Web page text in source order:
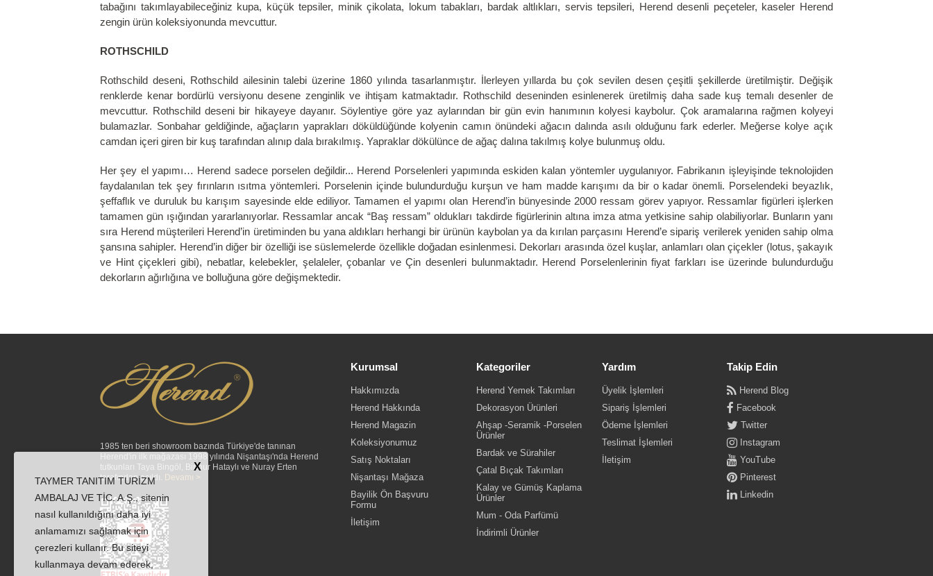
tabağını takımlayabileceğiniz kupa, küçük tepsiler, minik çikolata, lokum tabakları, bardak altlıkları, servis tepsileri, Herend desenli peçeteler, kaseler Herend
zengin ürün koleksiyonunda mevcuttur.
ROTHSCHILD
Rothschild deseni, Rothschild ailesinin talebi üzerine 1860 yılında tasarlanmıştır. İlerleyen yıllarda bu çok sevilen desen çeşitli şekillerde üretilmiştir. Değişik
renklerde kenar bordürlü versiyonu desene zenginlik ve ihtişam katmaktadır. Rothschild deseninden esinlenerek üretilmiş daha sade kuş temalı desenler de
mevcuttur. Rothschild deseni bir hikayeye dayanır. Söylentiye göre yaz aylarından bir gün evin hanımının kolyesi kaybolur. Çok aramalarına rağmen kolyeyi
bulamazlar. Sonbahar geldiğinde, ağaçların yaprakları döküldüğünde kolyenin camın önündeki ağacın dalında asılı olduğunu fark ederler. Meğerse kolye açık
camdan içeri giren bir kuş tarafından alınıp dala bırakılmış. Yapraklar dökülünce de ağaç dalına takılmış kolye bulunmuş oldu.
Her şey el yapımı… Herend sadece porselen değildir... Herend Porselenleri yapımında eskiden kalan yöntemler uygulanıyor. Fabrikanın işleyişinde teknolojiden
faydalanılan tek şey fırınların ısıtma yöntemleri. Porselenin içinde bulundurduğu kurşun ve ham madde karışımı da bir o kadar önemli. Porselendeki beyazlık,
şeffaflık ve duruluk bu karışım sayesinde elde ediliyor. Tamamen el yapımı olan Herend’in bünyesinde 2000 ressam görev yapıyor. Ressamlar figürleri işlerken
tamamen gün ışığından yararlanıyorlar. Ressamlar ancak “Baş ressam” oldukları takdirde figürlerinin altına imza atma yetkisine sahip olabiliyorlar. Bunların yanı
sıra Herend müşterileri Herend’in üretiminden bu yana aldıkları herhangi bir ürünün kaybolan ya da kırılan parçasını Herend’e sipariş verilerek yeniden sahip olma
şansına sahipler. Herend’in diğer bir özelliği ise süslemelerde özellikle doğadan esinlenmesi. Dekorları arasında özel kuşlar, anlamları olan çiçekler (lotus, şakayık
ve Hint çiçekleri gibi), nebatlar, kelebekler, şelaleler, çobanlar ve Çin desenleri bulunmaktadır. Herend Porselenlerinin fiyat farkları ise üzerinde bulundurduğu
dekorların ağırlığına ve bolluğuna göre değişmektedir.
1985 ten beri showroom bazında Türkiye'de tanınan
Herend'in ilk mağazası 1998 yılında Nişantaşı'nda Herend
tutkunları Taya Bingöl, Binnur Hataylı ve Nuray Erten
tarafından açıldı. Devamı >
Kurumsal
Hakkımızda
Herend Hakkında
Herend Magazin
Koleksiyonumuz
Satış Noktaları
Nişantaşı Mağaza
Bayilik Ön Başvuru
Formu
İletişim
Kategoriler
Herend Yemek Takımları
Dekorasyon Ürünleri
Ahşap -Seramik -Porselen
Ürünler
Bardak ve Sürahiler
Çatal Bıçak Takımları
Kalay ve Gümüş Kaplama
Ürünler
Mum - Oda Parfümü
İndirimli Ürünler
Yardım
Üyelik İşlemleri
Sipariş İşlemleri
Ödeme İşlemleri
Teslimat İşlemleri
İletişim
Takip Edin
Herend Blog
Facebook
Twitter
Instagram
YouTube
Pinterest
Linkedin
TAYMER TANITIM TURİZM
AMBALAJ VE TİC. A.Ş., sitenin
nasıl kullanıldığını daha iyi
anlamamızı sağlamak için
çerezleri kullanır. Bu siteyi
kullanmaya devam ederek,
X